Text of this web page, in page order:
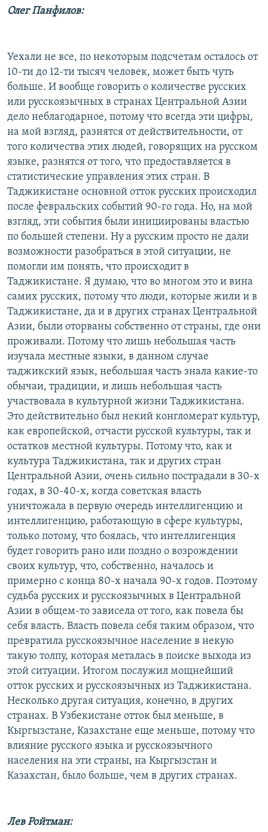
Олег Панфилов:
Уехали не все, по некоторым подсчетам осталось от
10-ти до 12-ти тысяч человек, может быть чуть
больше. И вообще говорить о количестве русских
или русскоязычных в странах Центральной Азии
дело неблагодарное, потому что всегда эти цифры,
на мой взгляд, разнятся от действительности, от
того количества этих людей, говорящих на русском
языке, разнятся от того, что предоставляется в
статистические управления этих стран. В
Таджикистане основной отток русских происходил
после февральских событий 90-го года. Но, на мой
взгляд, эти события были инициированы властью
по большей степени. Ну а русским просто не дали
возможности разобраться в этой ситуации, не
помогли им понять, что происходит в
Таджикистане. Я думаю, что во многом это и вина
самих русских, потому что люди, которые жили и в
Таджикистане, да и в других странах Центральной
Азии, были оторваны собственно от страны, где они
проживали. Потому что лишь небольшая часть
изучала местные языки, в данном случае
таджикский язык, небольшая часть знала какие-то
обычаи, традиции, и лишь небольшая часть
участвовала в культурной жизни Таджикистана.
Это действительно был некий конгломерат культур,
как европейской, отчасти русской культуры, так и
остатков местной культуры. Потому что, как и
культура Таджикистана, так и других стран
Центральной Азии, очень сильно пострадали в 30-х
годах, в 30-40-х, когда советская власть
уничтожала в первую очередь интеллигенцию и
интеллигенцию, работающую в сфере культуры,
только потому, что боялась, что интеллигенция
будет говорить рано или поздно о возрождении
своих культур, что, собственно, началось и
примерно с конца 80-х начала 90-х годов. Поэтому
судьба русских и русскоязычных в Центральной
Азии в общем-то зависела от того, как повела бы
себя власть. Власть повела себя таким образом, что
превратила русскоязычное население в некую
такую толпу, которая металась в поиске выхода из
этой ситуации. Итогом послужил мощнейший
отток русских и русскоязычных из Таджикистана.
Несколько другая ситуация, конечно, в других
странах. В Узбекистане отток был меньше, в
Кыргызстане, Казахстане еще меньше, потому что
влияние русского языка и русскоязычного
населения на эти страны, на Кыргызстан и
Казахстан, было больше, чем в других странах.
Лев Ройтман: